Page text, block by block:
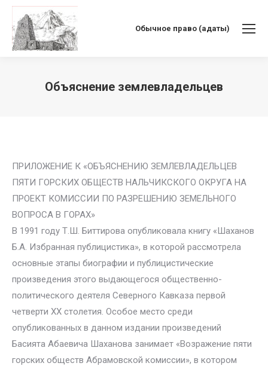
Обычное право (адаты)
Объяснение землевладельцев
ПРИЛОЖЕНИЕ К «ОБЪЯСНЕНИЮ ЗЕМЛЕВЛАДЕЛЬЦЕВ
ПЯТИ ГОРСКИХ ОБЩЕСТВ НАЛЬЧИКСКОГО ОКРУГА НА
ПРОЕКТ КОМИССИИ ПО РАЗРЕШЕНИЮ ЗЕМЕЛЬНОГО
ВОПРОСА В ГОРАХ»
В 1991 году Т.Ш. Биттирова опубликовала книгу «Шаханов
Б.А. Избранная публицистика», в которой рассмотрела
основные этапы биографии и публицистические
произведения этого выдающегося общественно-
политического деятеля Северного Кавказа первой
четверти XX столетия. Особое место среди
опубликованных в данном издании произведений
Басията Абаевича Шаханова занимает «Возражение пяти
горских обществ Абрамовской комиссии», в котором